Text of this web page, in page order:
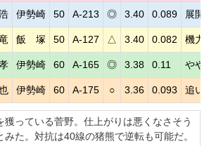
伊勢崎 50 A-213 ◎ 3.40 0.089 展開
飯 塚 50 A-127 △ 3.40 0.082 機力
伊勢崎 60 A-165 ◎ 3.38 0.11 やや
伊勢崎 60 A-175 ○ 3.36 0.093 追い
獲っている菅野。仕上がりは悪くなさそう
た。対抗は40線の猪熊で逆転も可能だ。